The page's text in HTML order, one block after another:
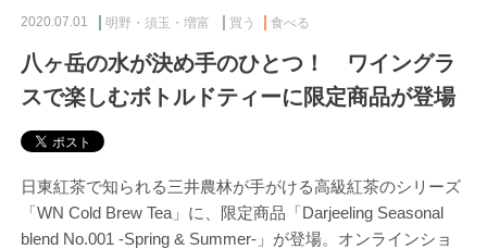
2020.07.01 明野・須玉・増富 買う 食べる
八ヶ岳の水が決め手のひとつ！ ワイングラ
スで楽しむボトルドティーに限定商品が登場
日東紅茶で知られる三井農林が手がける高級紅茶のシリーズ
「WN Cold Brew Tea」に、限定商品「Darjeeling Seasonal
blend No.001 -Spring & Summer-」が登場。オンラインショ